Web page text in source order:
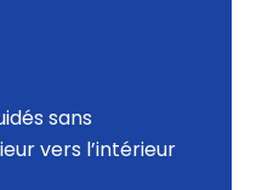
sans
vers l’intérieur